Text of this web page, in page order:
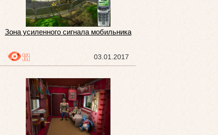
Зона усиленного сигнала мобильника
03.01.2017
989